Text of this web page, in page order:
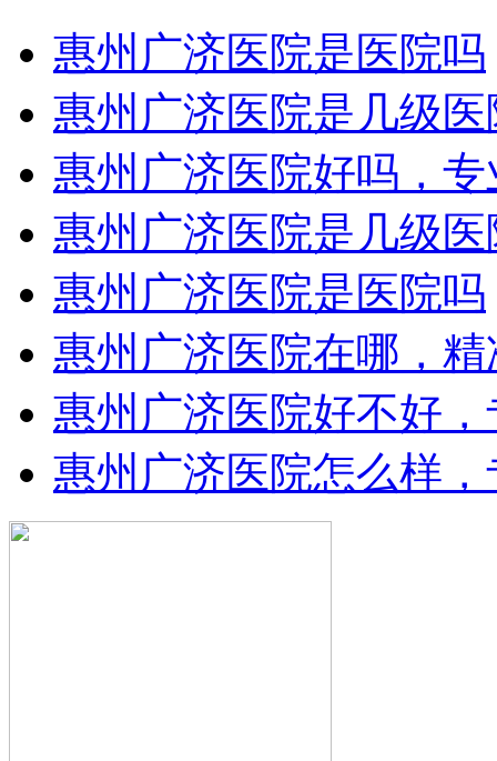
惠州广济医院是医院吗
惠州广济医院是几级医
惠州广济医院好吗，专
惠州广济医院是几级医
惠州广济医院是医院吗
惠州广济医院在哪，精
惠州广济医院好不好，
惠州广济医院怎么样，